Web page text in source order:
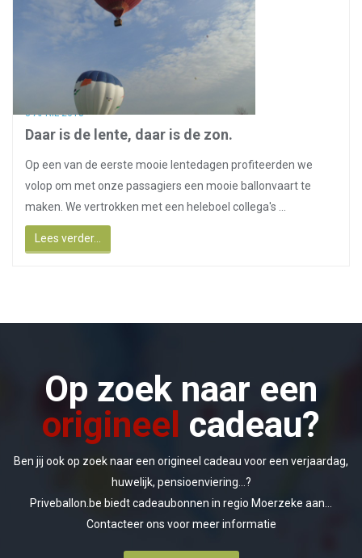
8 APRIL 2018
Daar is de lente, daar is de zon.
Op een van de eerste mooie lentedagen profiteerden we
volop om met onze passagiers een mooie ballonvaart te
maken. We vertrokken met een heleboel collega's ...
Lees verder...
Op zoek naar een
origineel cadeau?
Ben jij ook op zoek naar een origineel cadeau voor een verjaardag,
huwelijk, pensioenviering...?
Priveballon.be biedt cadeaubonnen in regio Moerzeke aan...
Contacteer ons voor meer informatie